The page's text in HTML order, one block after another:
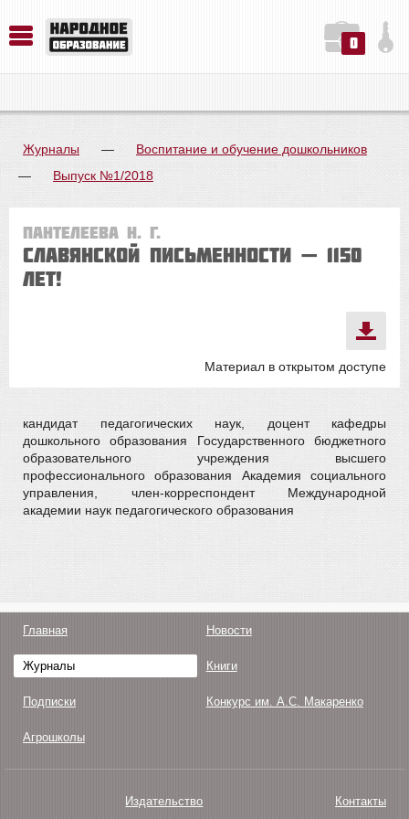
0
Журналы —
Воспитание и обучение дошкольников
—
Выпуск №1/2018
Пантелеева Н. Г.
Славянской письменности — 1150
лет!
Материал в открытом доступе
кандидат педагогических наук, доцент кафедры
дошкольного образования Государственного бюджетного
образовательного учреждения высшего
профессионального образования Академия социального
управления, член-корреспондент Международной
академии наук педагогического образования
Главная Новости
Журналы Книги
Подписки Конкурс им. А.С. Макаренко
Агрошколы
Издательство Контакты